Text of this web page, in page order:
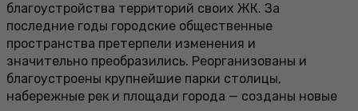
благоустройства территорий своих ЖК. За
последние годы городские общественные
пространства претерпели изменения и
значительно преобразились. Реорганизованы и
благоустроены крупнейшие парки столицы,
набережные рек и площади города — созданы новые